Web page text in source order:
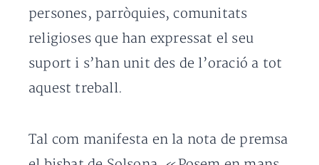
persones, parròquies, comunitats
religioses que han expressat el seu
suport i s’han unit des de l’oració a tot
aquest treball.
Tal com manifesta en la nota de premsa